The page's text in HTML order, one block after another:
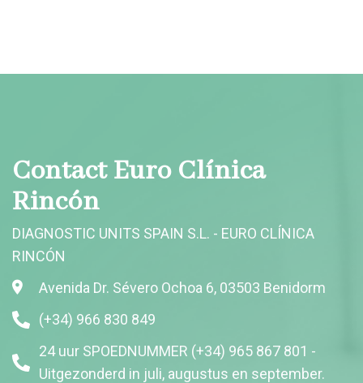
Contact Euro Clínica
Rincón
DIAGNOSTIC UNITS SPAIN S.L. - EURO CLÍNICA
RINCÓN
Avenida Dr. Sévero Ochoa 6, 03503 Benidorm
(+34) 966 830 849
24 uur SPOEDNUMMER (+34) 965 867 801 -
Uitgezonderd in juli, augustus en september.